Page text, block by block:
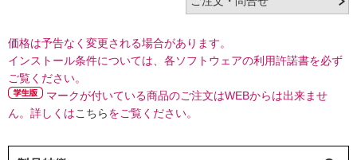
価格は予告なく変更される場合があります。
インストール条件については、各ソフトウェアの利用許諾書を必ず
ご覧ください。
マークが付いている商品のご注文はWEBからは出来ませ
ん。詳しくはこちらをご覧ください。